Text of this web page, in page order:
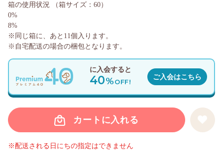
カートに入れる
※配送される日にちの指定はできません
に入会すると
40%OFF!
ご入会はこちら
箱の使用状況
（箱サイズ：60）
0%
8%
※同じ箱に、あと 11個入ります。
※自宅配送の場合の梱包となります。